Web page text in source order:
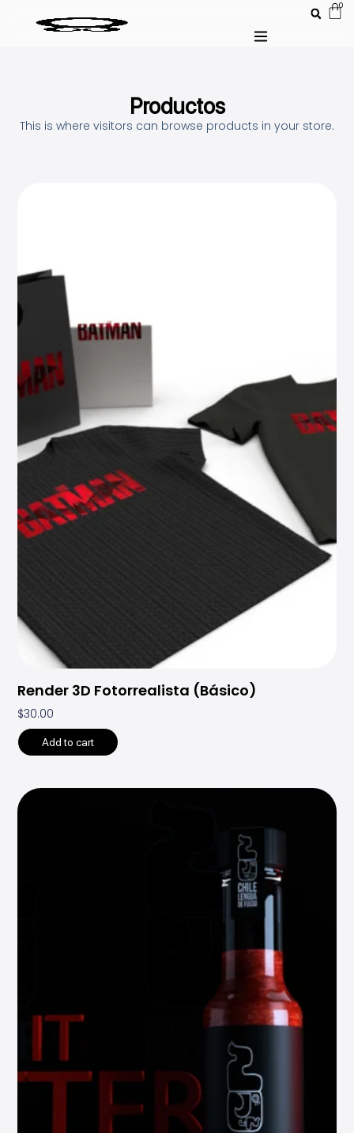
0
Productos
This is where visitors can browse products in your store.
Render 3D Fotorrealista (Básico)
$30.00
Add to cart